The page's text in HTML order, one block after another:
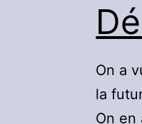
On a
la
On en